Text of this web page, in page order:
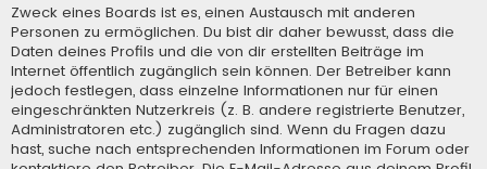
Zweck eines Boards ist es, einen Austausch mit anderen
Personen zu ermöglichen. Du bist dir daher bewusst, dass die
Daten deines Profils und die von dir erstellten Beiträge im
Internet öffentlich zugänglich sein können. Der Betreiber kann
jedoch festlegen, dass einzelne Informationen nur für einen
eingeschränkten Nutzerkreis (z. B. andere registrierte Benutzer,
Administratoren etc.) zugänglich sind. Wenn du Fragen dazu
hast, suche nach entsprechenden Informationen im Forum oder